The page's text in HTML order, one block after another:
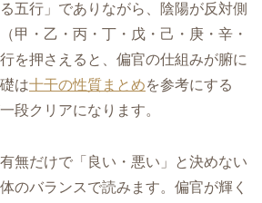
五行」でありながら、陰陽が反対側
甲・乙・丙・丁・戊・己・庚・辛・
を押さえると、偏官の仕組みが腑に
は十干の性質まとめを参考にする
段クリアになります。
無だけで「良い・悪い」と決めない
のバランスで読みます。偏官が輝く